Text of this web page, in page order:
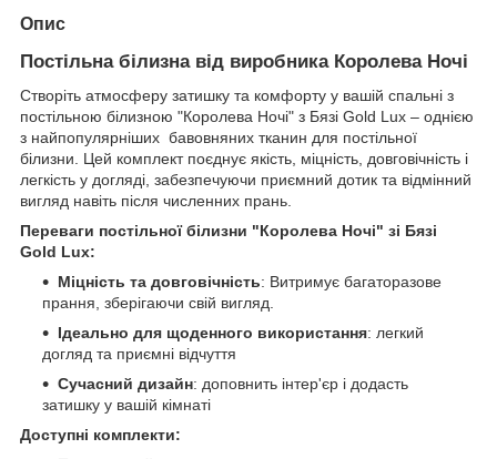
Опис
Постільна білизна від виробника Королева Ночі
Створіть атмосферу затишку та комфорту у вашій спальні з
постільною білизною "Королева Ночі" з Бязі Gold Lux – однією
з найпопулярніших бавовняних тканин для постільної
білизни. Цей комплект поєднує якість, міцність, довговічність і
легкість у догляді, забезпечуючи приємний дотик та відмінний
вигляд навіть після численних прань.
Переваги постільної білизни "Королева Ночі" зі Бязі
Gold Lux:
Міцність та довговічність: Витримує багаторазове
прання, зберігаючи свій вигляд.
Ідеально для щоденного використання: легкий
догляд та приємні відчуття
Сучасний дизайн: доповнить інтер'єр і додасть
затишку у вашій кімнаті
Доступні комплекти: